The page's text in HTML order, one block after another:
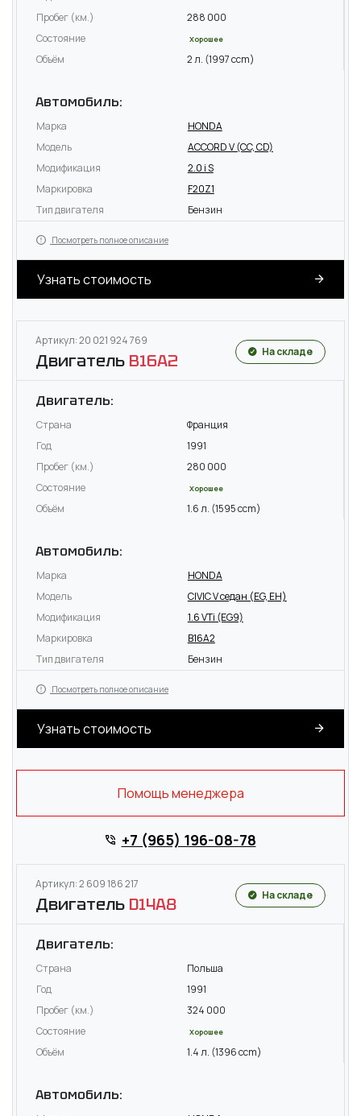
Пробег (км.)
288 000
Состояние
Хорошее
Объём 2 л. (1997 ccm)
Автомобиль:
Марка
HONDA
Модель
ACCORD V (CC, CD)
Модификация
2.0 i S
Маркировка
F20Z1
Тип двигателя
Бензин
Посмотреть полное описание
Узнать стоимость
Артикул: 20 021 924 769
Двигатель B16A2 На складе
Двигатель:
Страна
Франция
Год
1991
Пробег (км.)
280 000
Состояние
Хорошее
Объём 1.6 л. (1595 ccm)
Автомобиль:
Марка
HONDA
Модель
CIVIC V седан (EG, EH)
Модификация
1.6 VTi (EG9)
Маркировка
B16A2
Тип двигателя
Бензин
Посмотреть полное описание
Узнать стоимость
Помощь менеджера
+7 (965) 196-08-78
Артикул: 2 609 186 217
Двигатель D14A8 На складе
Двигатель:
Страна
Польша
Год
1991
Пробег (км.)
324 000
Состояние
Хорошее
Объём 1.4 л. (1396 ccm)
Автомобиль: